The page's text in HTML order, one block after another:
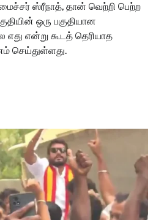
ஸ்ரீநாத், தான் வெற்றி பெற்ற
ஒரு பகுதியான
எது என்று கூடத் தெரியாத
செய்துள்ளது.